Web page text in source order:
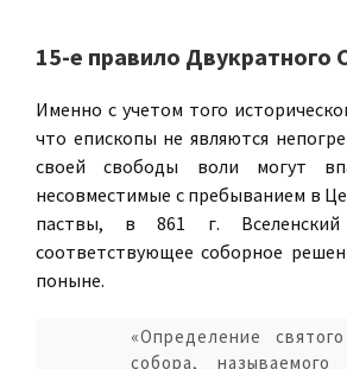
15-е правило Двукратного
Именно с учетом того
что епископы не являются
своей свободы воли могут
несовместимые с пребыванием в
паствы, в 861 г.
соответствующее соборное
поныне.
«Определение
собора, называемого